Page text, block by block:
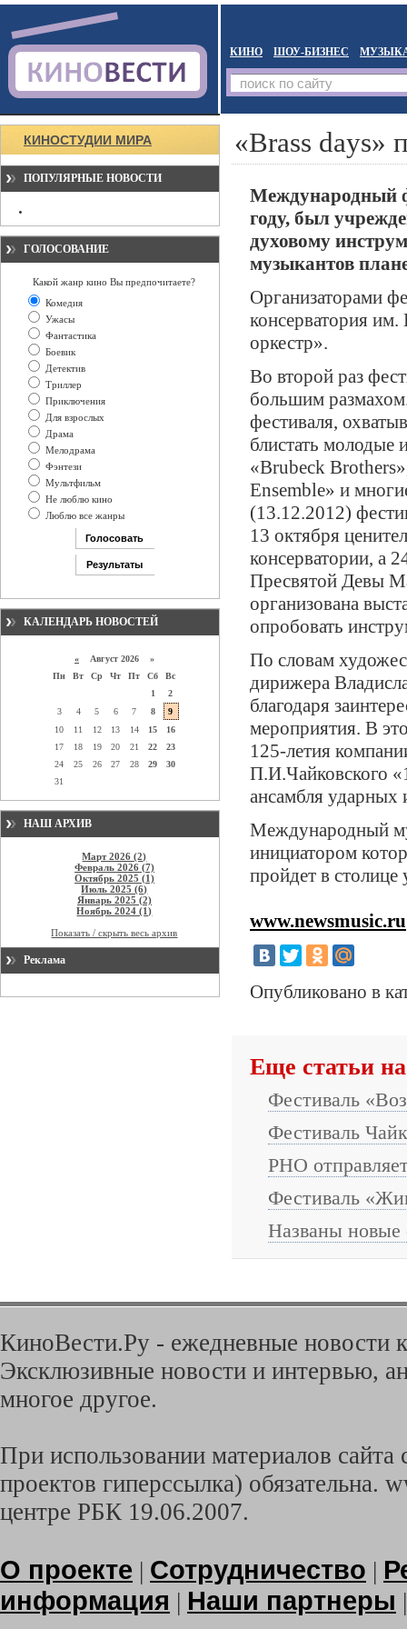
КИНО ШОУ-БИЗНЕС
КИНОСТУДИИ МИРА
ПОПУЛЯРНЫЕ НОВОСТИ
ГОЛОСОВАНИЕ
Какой жанр кино Вы предпочитаете?
Комедия
Ужасы
Фантастика
Боевик
Детектив
Триллер
Приключения
Для взрослых
Драма
Мелодрама
Фэнтези
Мультфильм
Не люблю кино
Люблю все жанры
КАЛЕНДАРЬ НОВОСТЕЙ
« Август 2026 »
Пн
Вт Ср Чт Пт Сб
Вс
1
2
3
4 5 6 7 8
9
10
11 12 13 14 15
16
17
18 19 20 21 22
23
24
25 26 27 28 29
30
31
НАШ АРХИВ
Март 2026 (2)
Февраль 2026 (7)
Октябрь 2025 (1)
Июль 2025 (6)
Январь 2025 (2)
Ноябрь 2024 (1)
Показать / скрыть весь архив
Реклама
«Brass days»
Международный
году, был
духовому
музыкантов
Организаторами
консерватория
оркестр».
Во второй раз
большим
фестиваля,
блистать
«Brubeck
Ensemble» и
(13.12.2012)
13 октября
консерватории, а
Пресвятой Девы
организована
опробовать
По словам
дирижера
благодаря
мероприятия. В
125-летия
П.И.Чайковского
ансамбля ударных
Международный
инициатором
пройдет в
www.newsmusic.ru
Опубликовано в
Еще статьи
Фестиваль
Фестиваль
РНО
Фестиваль
Названы новые
КиноВести.Ру - ежедневные новости
Эксклюзивные новости и интервью,
многое другое.
При использовании материалов
проектов гиперссылка) обязательна.
центре РБК 19.06.2007.
О проекте | Сотрудничество |
информация | Наши партнеры